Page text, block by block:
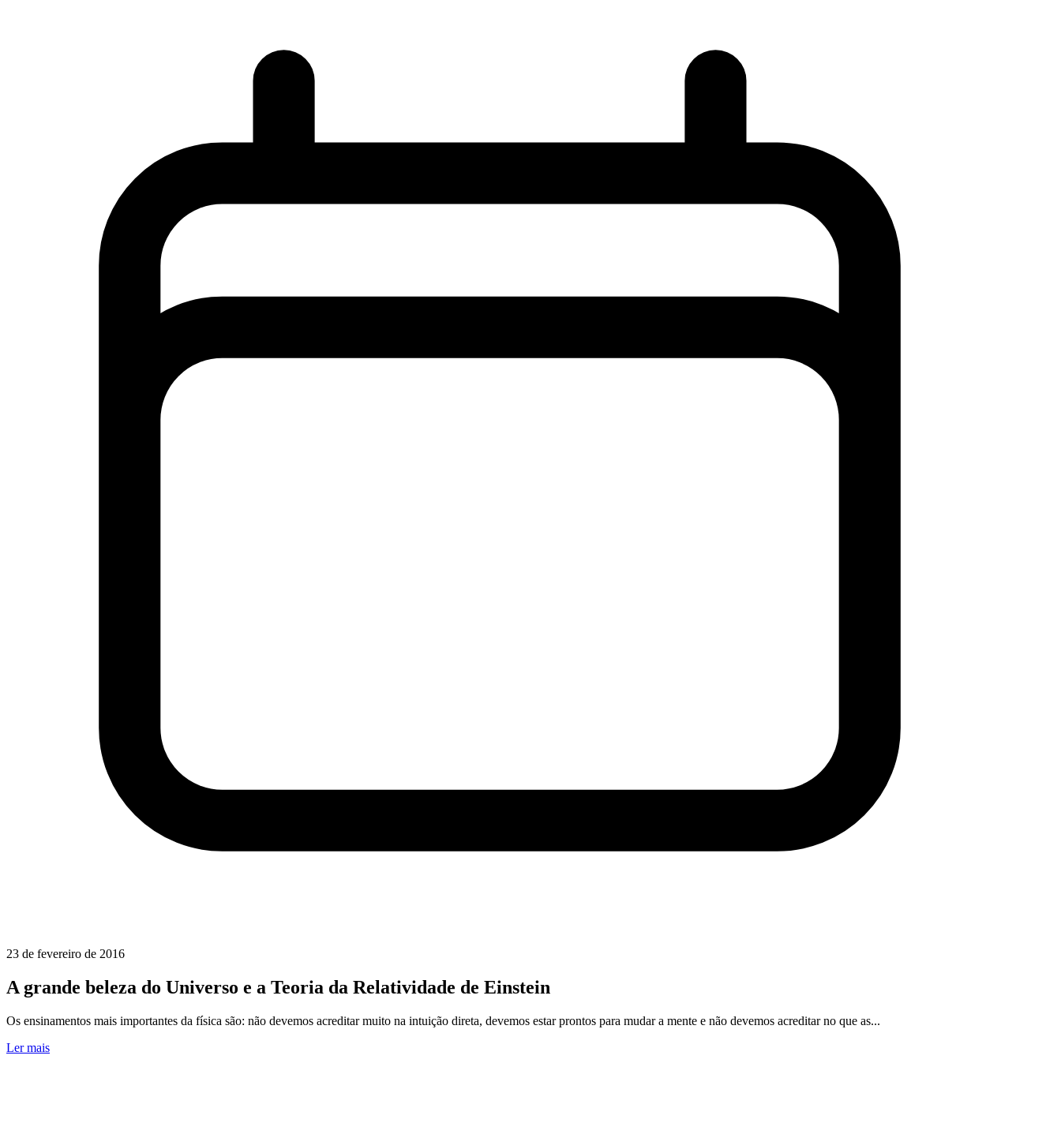
23 de fevereiro de 2016
A grande beleza do Universo e a Teoria da Relatividade de Einstein
Os ensinamentos mais importantes da física são: não devemos acreditar muito na intuição direta, devemos estar prontos para mudar a mente e não devemos acreditar no que as...
Ler mais